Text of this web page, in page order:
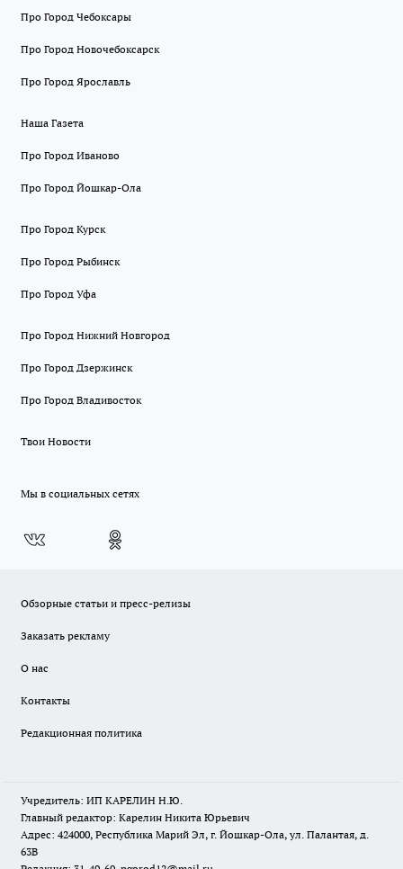
Про Город Чебоксары
Про Город Новочебоксарск
Про Город Ярославль
Наша Газета
Про Город Иваново
Про Город Йошкар-Ола
Про Город Курск
Про Город Рыбинск
Про Город Уфа
Про Город Нижний Новгород
Про Город Дзержинск
Про Город Владивосток
Твои Новости
Мы в социальных сетях
Обзорные статьи и пресс-релизы
Заказать рекламу
О нас
Контакты
Редакционная политика
Учредитель: ИП КАРЕЛИН Н.Ю.
Главный редактор: Карелин Никита Юрьевич
Адрес: 424000, Республика Марий Эл, г. Йошкар-Ола, ул. Палантая, д.
63В